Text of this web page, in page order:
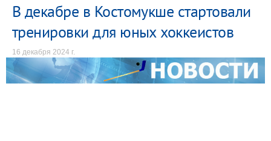
В декабре в Костомукше стартовали
тренировки для юных хоккеистов
16 декабря 2024 г.